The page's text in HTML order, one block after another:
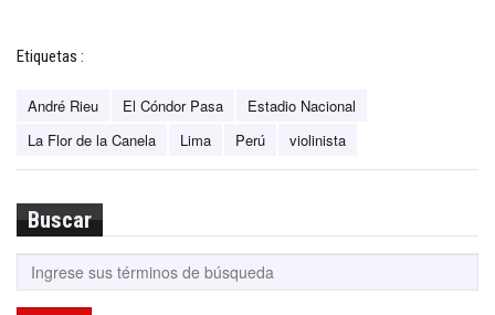
Etiquetas :
André Rieu El Cóndor Pasa
Estadio Nacional
La Flor de la Canela
Lima Perú violinista
Buscar